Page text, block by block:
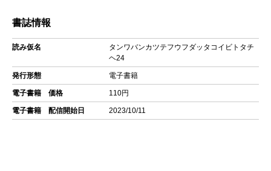
書誌情報
読み仮名
タンワバンカツテフウフダッタコイビトタチ
ヘ24
発行形態 電子書籍
電子書籍 価格 110円
電子書籍 配信開始日 2023/10/11